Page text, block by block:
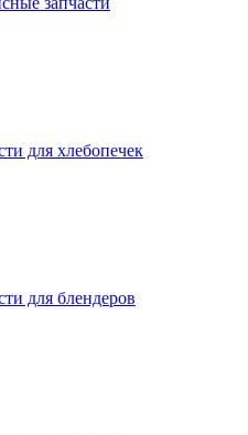
для хлебопечек
для блендеров